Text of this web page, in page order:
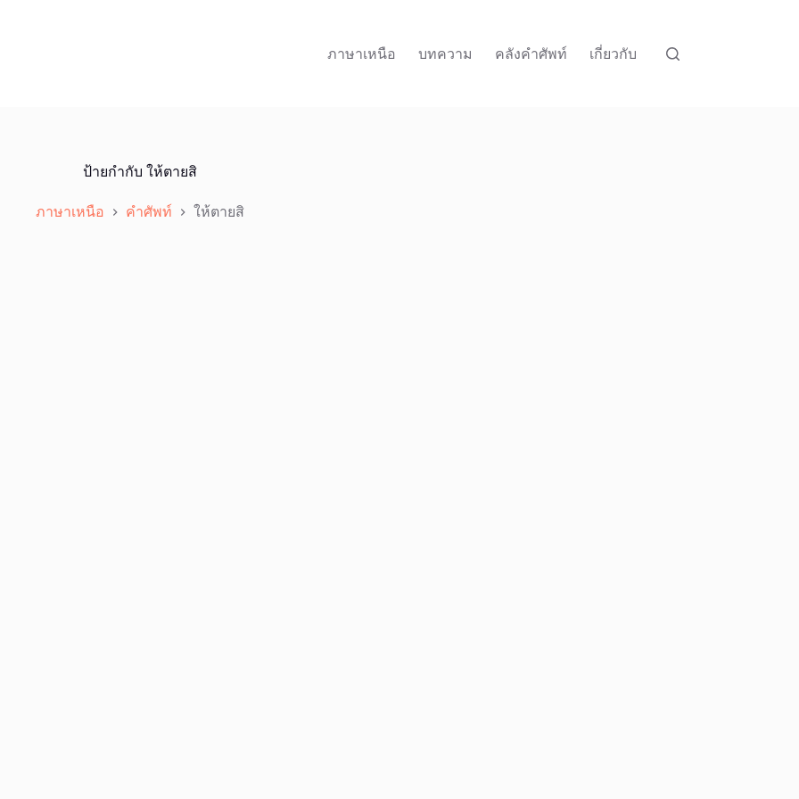
ภาษาเหนือ บทความ คลังคำศัพท์ เกี่ยวกับ
ป้ายกำกับ ให้ตายสิ
ภาษาเหนือ คำศัพท์ ให้ตายสิ